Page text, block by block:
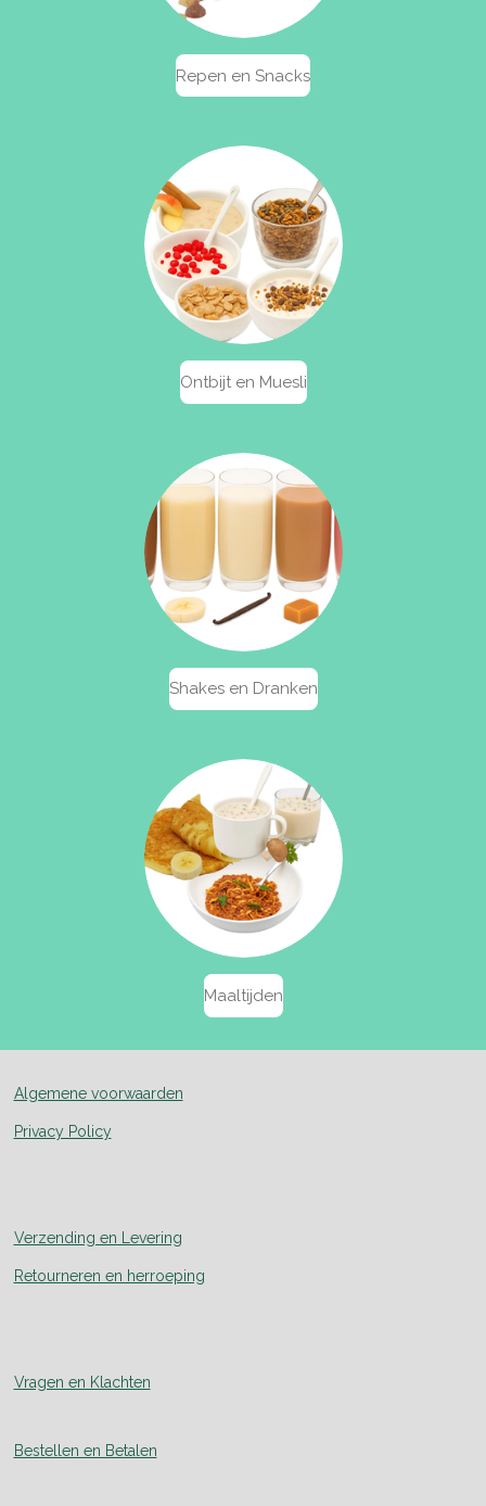
Repen en Snacks
Ontbijt en Muesli
Shakes en Dranken
Maaltijden
Algemene voorwaarden
Privacy Policy
Verzending en Levering
Retourneren en herroeping
Vragen en Klachten
Bestellen en Betalen